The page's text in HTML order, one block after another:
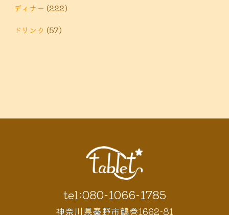
ディナー (222)
ドリンク (57)
tel:080-1066-1785
神奈川県秦野市鶴巻1662-81